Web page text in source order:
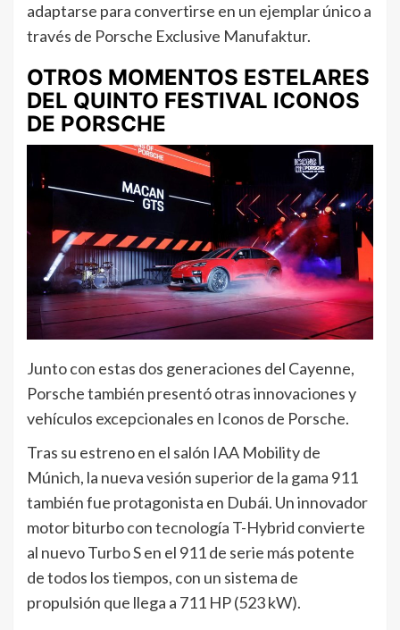
adaptarse para convertirse en un ejemplar único a
través de Porsche Exclusive Manufaktur.
OTROS MOMENTOS ESTELARES
DEL QUINTO FESTIVAL ICONOS
DE PORSCHE
Junto con estas dos generaciones del Cayenne,
Porsche también presentó otras innovaciones y
vehículos excepcionales en Iconos de Porsche.
Tras su estreno en el salón IAA Mobility de
Múnich, la nueva vesión superior de la gama 911
también fue protagonista en Dubái. Un innovador
motor biturbo con tecnología T-Hybrid convierte
al nuevo Turbo S en el 911 de serie más potente
de todos los tiempos, con un sistema de
propulsión que llega a 711 HP (523 kW).